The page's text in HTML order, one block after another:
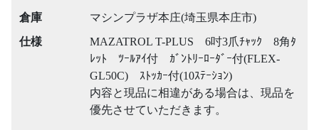
倉庫
マシンプラザ本庄(埼玉県本庄市)
仕様
MAZATROL T-PLUS 6吋3爪ﾁｬｯｸ 8角ﾀ
ﾚｯﾄ ﾂｰﾙｱｲ付 ｶﾞﾝﾄﾘｰﾛｰﾀﾞｰ付(FLEX-
GL50C) ｽﾄｯｶｰ付(10ｽﾃｰｼｮﾝ)
内容と現品に相違がある場合は、現品を
優先させていただきます。